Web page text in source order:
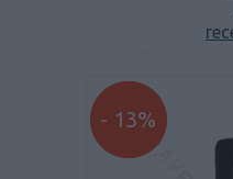
- 13%